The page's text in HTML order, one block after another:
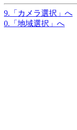
9.「カメラ選択」へ
0.「地域選択」へ